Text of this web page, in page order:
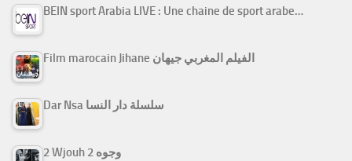
BEIN sport Arabia LIVE : Une chaine de sport arabe…
Film marocain Jihane الفيلم المغربي جيهان
Dar Nsa سلسلة دار النسا
2 Wjouh 2 وجوه